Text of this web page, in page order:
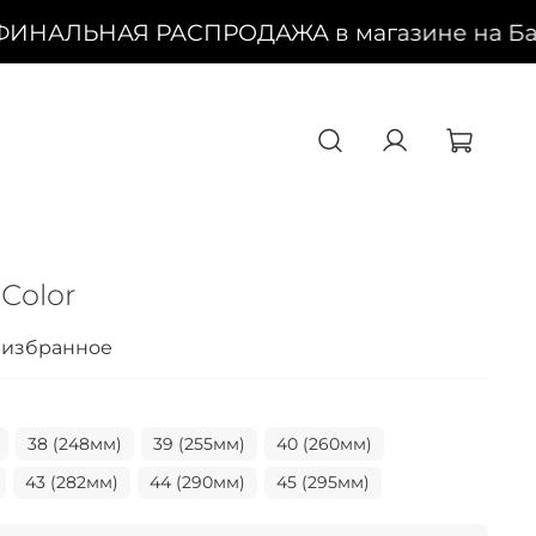
РАСПРОДАЖА в магазине на
38 (248мм) 39 (255мм)
40 (260мм)
43 (282мм) 44 (290мм) 45 (295мм)